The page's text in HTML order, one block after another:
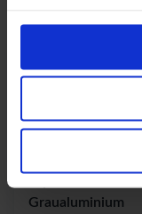
Graualuminium